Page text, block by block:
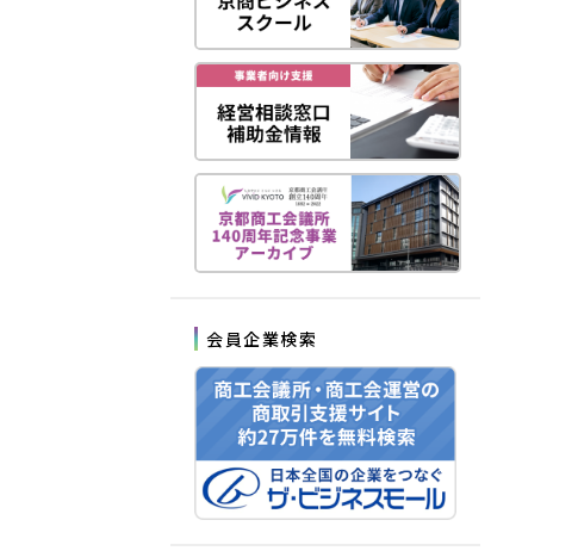
会員企業検索